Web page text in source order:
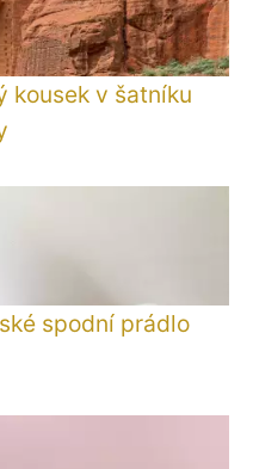
kousek v šatníku
spodní prádlo